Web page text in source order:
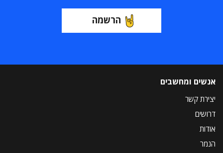
הרשמה
אנשים ומחשבים
יצירת קשר
דרושים
אודות
הנמר